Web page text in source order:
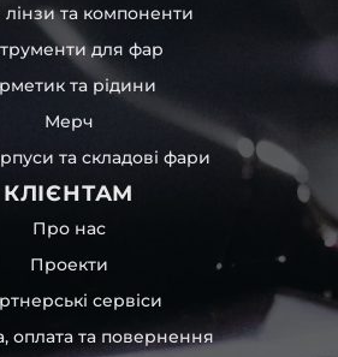
лінзи та компоненти
для фар
та рідини
Мерч
та складові фари
КЛІЄНТАМ
Про нас
Проекти
сервіси
оплата та повернення